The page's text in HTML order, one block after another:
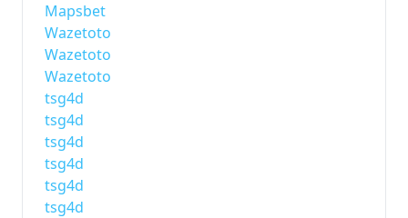
Mapsbet
Wazetoto
Wazetoto
Wazetoto
tsg4d
tsg4d
tsg4d
tsg4d
tsg4d
tsg4d